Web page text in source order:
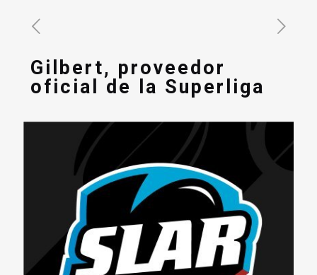
Gilbert, proveedor
oficial de la Superliga